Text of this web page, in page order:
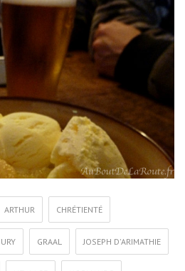
ARTHUR CHRÉTIENTÉ
GRAAL JOSEPH D'ARIMATHIE